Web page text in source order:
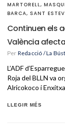
MARTORELL,
BARCA, SANT
Continuen els
València
Per Redacció / La
L’ADF
Roja del BLLN va
Alricokoco i
LLEGIR MÉS